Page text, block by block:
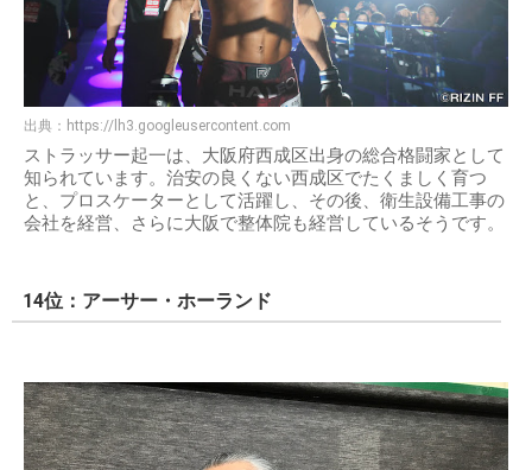
出典： https://lh3.googleusercontent.com
ストラッサー起一は、大阪府西成区出身の総合格闘家として
知られています。治安の良くない西成区でたくましく育つ
と、プロスケーターとして活躍し、その後、衛生設備工事の
会社を経営、さらに大阪で整体院も経営しているそうです。
14位：アーサー・ホーランド